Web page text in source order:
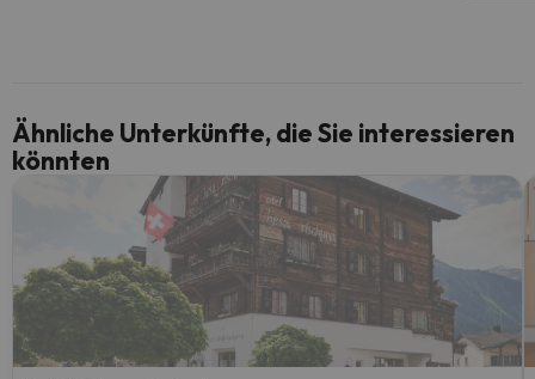
Ähnliche Unterkünfte, die Sie interessieren
könnten